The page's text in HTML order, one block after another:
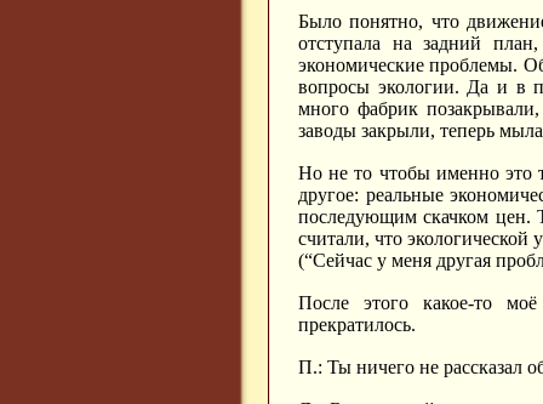
Было понятно, что
отступала на задний
экономические проблемы.
вопросы экологии. Да и в
много фабрик
заводы закрыли, теперь мыла
Но не то чтобы именно это
другое: реальные
последующим скачком цен.
считали, что
(“Сейчас у меня другая
После этого какое-то
прекратилось.
П.: Ты ничего не рассказал